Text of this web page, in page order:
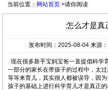
当前位置： 网站首页 >请你阅读
怎么才是真
发布时间：2025-08-04 来源
现在很多新手宝妈宝爸一直提倡科学
一部分的家长在带孩子的过程中，太
等等来育儿，其实很人都被误导，因
孩子的基础上进行科学育儿才是真正